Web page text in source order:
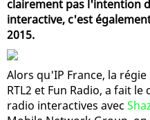
clairement pas l'intention
interactive, c'est
2015.
Alors qu'IP France, la
RTL2 et Fun Radio, a fait
radio interactives avec